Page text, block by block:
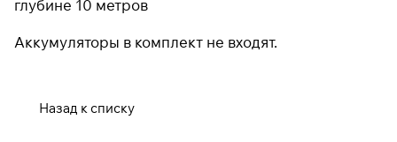
глубине 10 метров
Аккумуляторы в комплект не входят.
Назад к списку